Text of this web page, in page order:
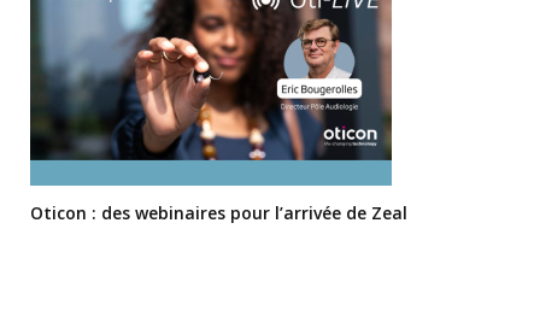
Oticon : des webinaires pour l’arrivée de Zeal